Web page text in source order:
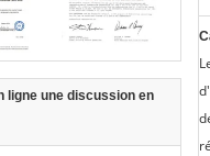
ligne une discussion en